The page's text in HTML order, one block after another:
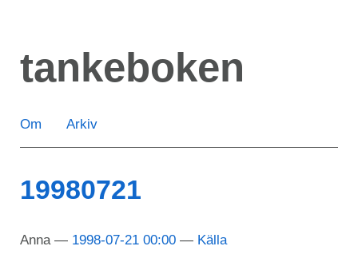
huvudinnehåll
tankeboken
Om Arkiv
19980721
Anna 1998-07-21 00:00 Källa